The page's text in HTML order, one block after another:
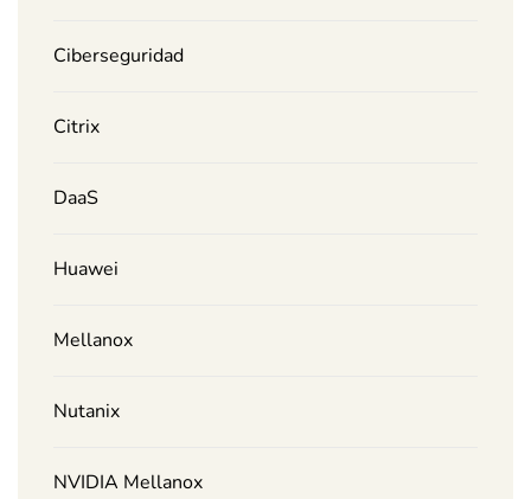
Ciberseguridad
Citrix
DaaS
Huawei
Mellanox
Nutanix
NVIDIA Mellanox